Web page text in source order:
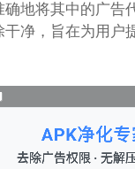
地将其中的广告
净，旨在为用户